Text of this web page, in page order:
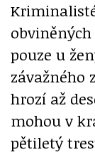
pouze u
závažného
hrozí až
mohou v
pětiletý